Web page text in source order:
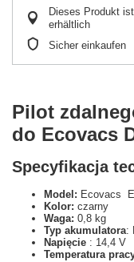
Dieses Produkt
erhältlich
Sicher einkaufen
Pilot
do Ecovacs
Specyfikacja
Model: Ecovacs
Kolor: czarny
Waga: 0,8 kg
Typ akumulatora:
Napięcie : 14,4 V
Temperatura